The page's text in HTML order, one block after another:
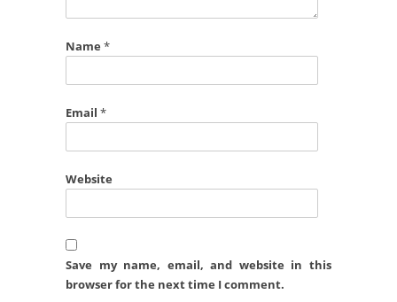
Name *
Email *
Website
Save my name, email, and website in this
browser for the next time I comment.